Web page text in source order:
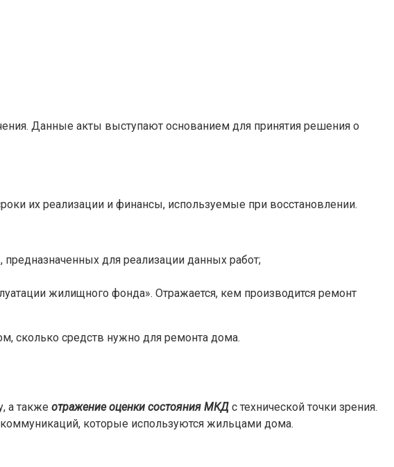
Данные акты выступают основанием для принятия решения о
их реализации и финансы, используемые при восстановлении.
для реализации данных работ;
жилищного фонда». Отражается, кем производится ремонт
сколько средств нужно для ремонта дома.
а также отражение оценки состояния МКД с технической точки зрения.
которые используются жильцами дома.